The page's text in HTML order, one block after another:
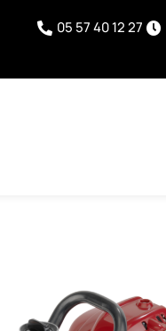
05 57 40 12 27